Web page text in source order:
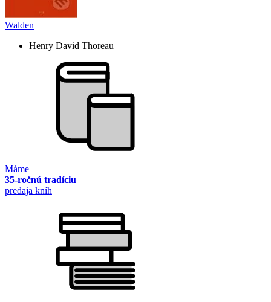
Walden
Henry David Thoreau
Máme
35-ročnú tradíciu
predaja kníh